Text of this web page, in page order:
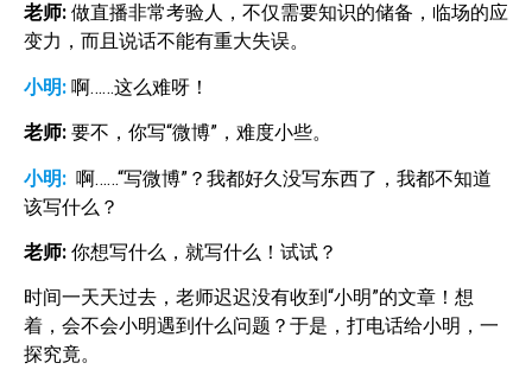
老师: 做直播非常考验人，不仅需要知识的储备，临场的应
变力，而且说话不能有重大失误。
小明: 啊……这么难呀！
老师: 要不，你写“微博”，难度小些。
小明: 啊……“写微博”？我都好久没写东西了，我都不知道
该写什么？
老师: 你想写什么，就写什么！试试？
时间一天天过去，老师迟迟没有收到“小明”的文章！想
着，会不会小明遇到什么问题？于是，打电话给小明，一
探究竟。